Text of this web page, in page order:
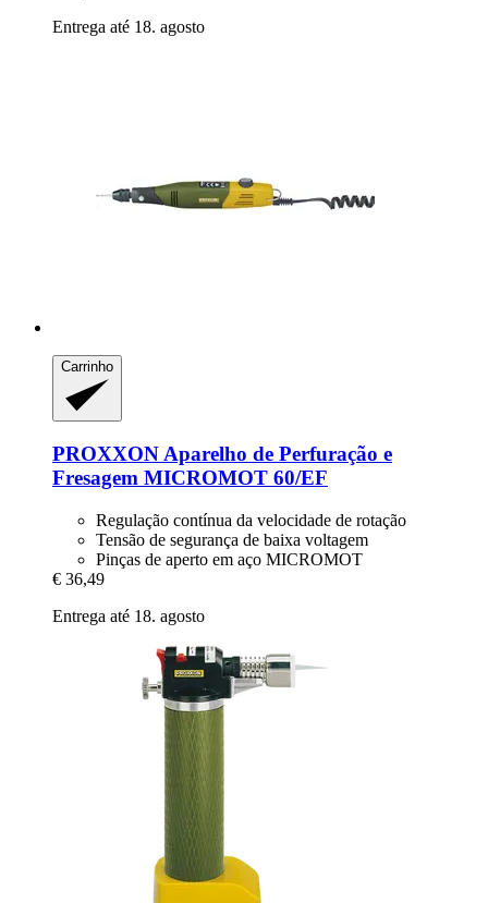
Entrega até 18. agosto
Carrinho
PROXXON Aparelho de Perfuração e
Fresagem MICROMOT 60/EF
Regulação contínua da velocidade de rotação
Tensão de segurança de baixa voltagem
Pinças de aperto em aço MICROMOT
€ 36,49
Entrega até 18. agosto